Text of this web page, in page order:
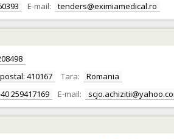
E-mail: tenders@eximiamedical.ro
410167 Tara:
Romania
259417169 E-mail: